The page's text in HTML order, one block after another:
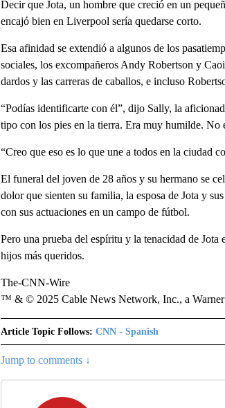
Decir que Jota, un hombre que creció en un
encajó bien en Liverpool sería quedarse corto.
Esa afinidad se extendió a algunos de los
sociales, los excompañeros Andy Robertson y
dardos y las carreras de caballos, e incluso
“Podías identificarte con él”, dijo Sally, la
tipo con los pies en la tierra. Era muy humilde. No
“Creo que eso es lo que une a todos en la ciudad
El funeral del joven de 28 años y su hermano se
dolor que sienten su familia, la esposa de Jota y
con sus actuaciones en un campo de fútbol.
Pero una prueba del espíritu y la tenacidad de
hijos más queridos.
The-CNN-Wire
™ & © 2025 Cable News Network, Inc., a
Article Topic Follows: CNN - Spanish
Jump to comments ↓